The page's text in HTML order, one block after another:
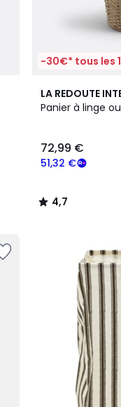
-30€* tous les
LA REDOUTE
Panier à linge
51,32 €
72,99 €
4,7
/ 5
4,7
/